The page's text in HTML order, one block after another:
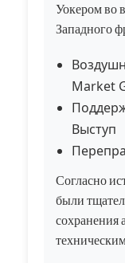
Уокером во
Западного
Market
Выступ
Согласно
были
сохранения